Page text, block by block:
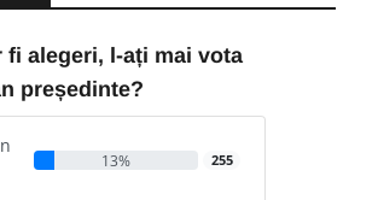
fi alegeri, l-ați mai vota
președinte?
13% 255